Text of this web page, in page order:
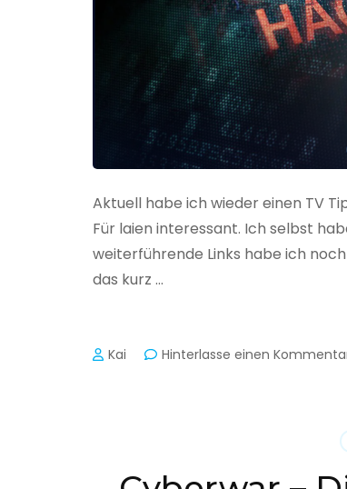
Aktuell habe ich wieder einen TV
Für laien interessant. Ich selbst
weiterführende Links habe ich
das kurz …
Kai Hinterlasse einen